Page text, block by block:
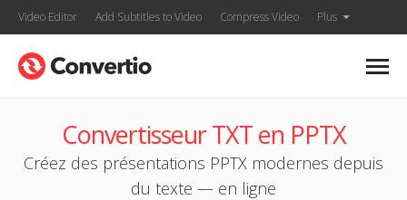
Video Editor Add Subtitles to Video Compress Video Plus
Convertisseur TXT en PPTX
Créez des présentations PPTX modernes depuis
du texte — en ligne